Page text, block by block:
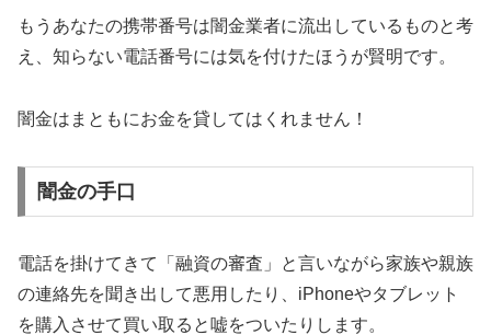
もうあなたの携帯番号は闇金業者に流出しているものと考
え、知らない電話番号には気を付けたほうが賢明です。
闇金はまともにお金を貸してはくれません！
闇金の手口
電話を掛けてきて「融資の審査」と言いながら家族や親族
の連絡先を聞き出して悪用したり、iPhoneやタブレット
を購入させて買い取ると嘘をついたりします。